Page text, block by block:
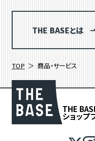
THE BASEとは
TOP 商品・サービス
THE
ショップ